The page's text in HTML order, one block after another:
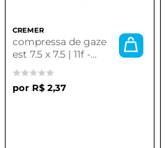
CREMER
compressa de gaze
est 7.5 x 7.5 | 11f -
pacote com 10
unidades cremer
R$ 2,37